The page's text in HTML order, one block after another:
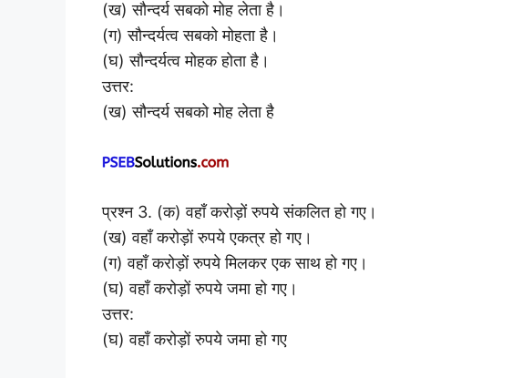
(ख) सौन्दर्य सबको मोह लेता है।
(ग) सौन्दर्यत्व सबको मोहता है।
(घ) सौन्दर्यत्व मोहक होता है।
उत्तर:
(ख) सौन्दर्य सबको मोह लेता है
प्रश्न 3. (क) वहाँ करोड़ों रुपये संकलित हो गए।
(ख) वहाँ करोड़ों रुपये एकत्र हो गए।
(ग) वहाँ करोड़ों रुपये मिलकर एक साथ हो गए।
(घ) वहाँ करोड़ों रुपये जमा हो गए।
उत्तर:
(घ) वहाँ करोड़ों रुपये जमा हो गए